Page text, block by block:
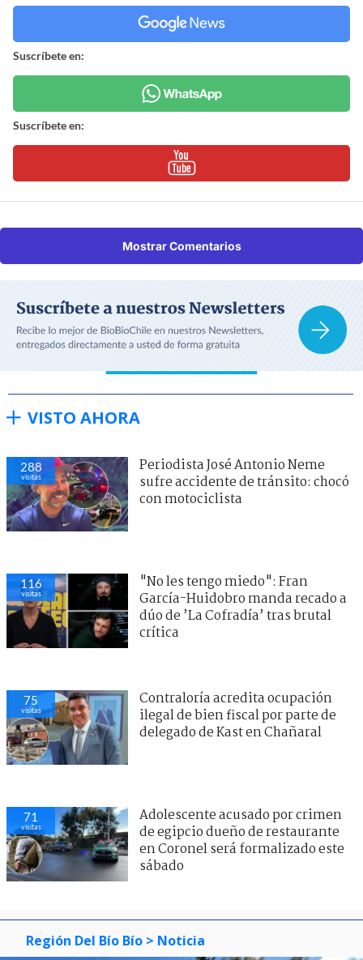
Suscríbete en:
Suscríbete en:
Mostrar Comentarios
VISTO AHORA
288
visitas
Periodista José Antonio Neme
sufre accidente de tránsito: chocó
con motociclista
116
visitas
"No les tengo miedo": Fran
García-Huidobro manda recado a
dúo de ’La Cofradía’ tras brutal
crítica
75
visitas
Contraloría acredita ocupación
ilegal de bien fiscal por parte de
delegado de Kast en Chañaral
71
visitas
Adolescente acusado por crimen
de egipcio dueño de restaurante
en Coronel será formalizado este
sábado
Región Del Bío Bío > Noticia